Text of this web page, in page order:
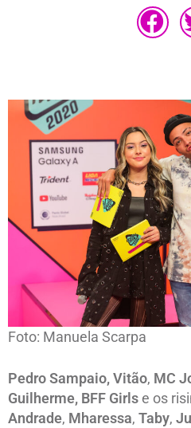
Foto: Manuela Scarpa
Pedro Sampaio, Vitão, MC
Guilherme, BFF Girlse os
Andrade, Mharessa, Taby,